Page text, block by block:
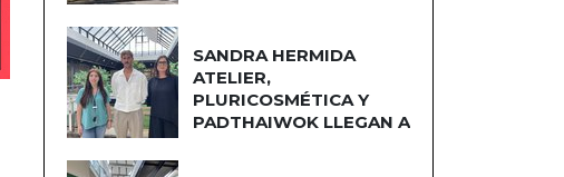
SANDRA HERMIDA
ATELIER,
PLURICOSMÉTICA Y
PADTHAIWOK LLEGAN A